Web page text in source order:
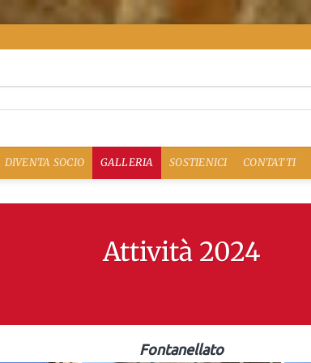
DIVENTA SOCIO GALLERIA SOSTIENICI CONTATTI
Attività 2024
Fontanellato